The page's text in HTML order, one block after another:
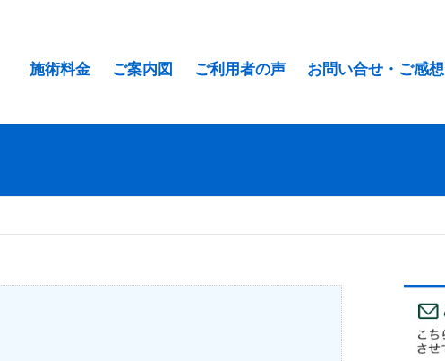
施術料金 ご案内図 ご利用者の声 お問い合せ・ご感想